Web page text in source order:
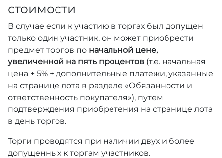
стоимости
В случае если к участию в торгах был допущен
только один участник, он может приобрести
предмет торгов по начальной цене,
увеличенной на пять процентов (т.е. начальная
цена + 5% + дополнительные платежи, указанные
на странице лота в разделе «Обязанности и
ответственность покупателя»), путем
подтверждения приобретения на странице лота
в день торгов.
Торги проводятся при наличии двух и более
допущенных к торгам участников.